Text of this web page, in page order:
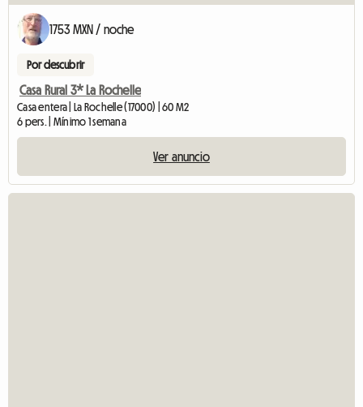
1753 MXN / noche
Por descubrir
Casa Rural 3* La Rochelle
Casa entera | La Rochelle (17000) | 60 M2
6 pers. | Mínimo 1 semana
Ver anuncio